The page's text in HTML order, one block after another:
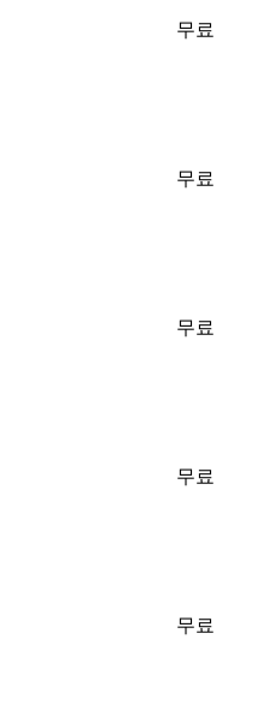
무료
무료
무료
무료
무료